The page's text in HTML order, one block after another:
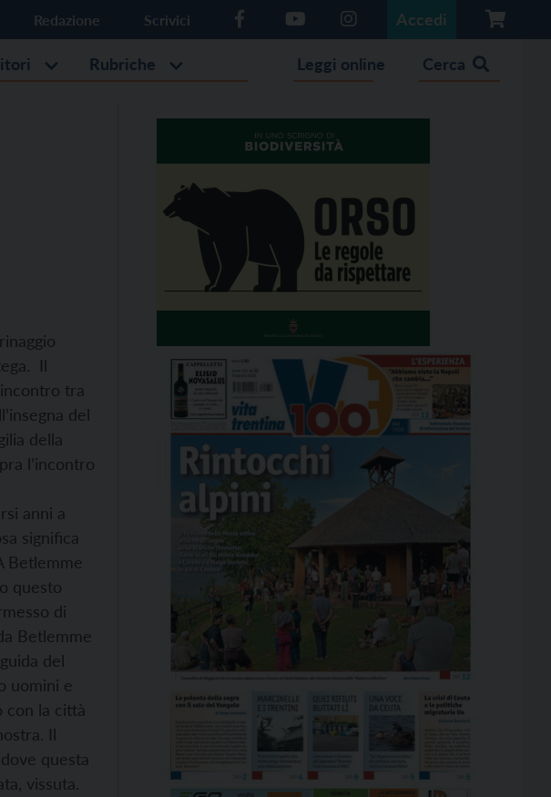
Redazione Scrivici Accedi
Rubriche Leggi online Cerca
Il
tra
del
della
l’incontro
anni a
significa
Betlemme
questo
di
Betlemme
del
uomini e
con la città
Il
questa
vissuta.